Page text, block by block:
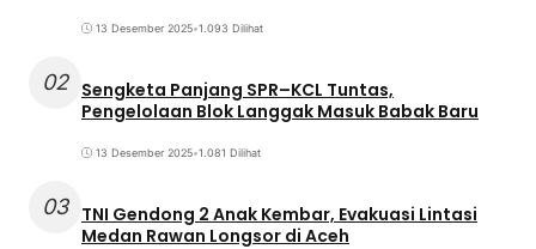
13 Desember 2025•1.093 Dilihat
02 Sengketa Panjang SPR–KCL Tuntas,
Pengelolaan Blok Langgak Masuk Babak Baru
13 Desember 2025•1.081 Dilihat
03 TNI Gendong 2 Anak Kembar, Evakuasi Lintasi
Medan Rawan Longsor di Aceh